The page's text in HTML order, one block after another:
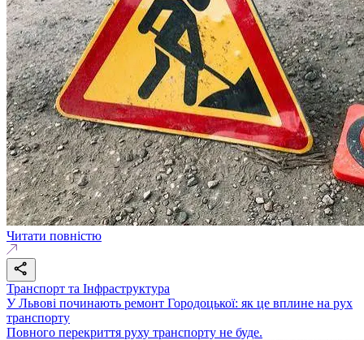
Читати повністю
Транспорт та Інфраструктура
У Львові починають ремонт Городоцької: як це вплине на рух
транспорту
Повного перекриття руху транспорту не буде.